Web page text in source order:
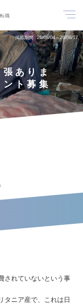
職
掲載期間 26/08/04～26/08/17
張ありま
ント募集
されていないという事
タニア産で、これは日